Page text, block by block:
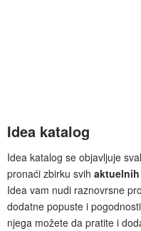
Idea katalog
Idea katalog se objavljuje
pronaći zbirku svih
Idea vam nudi raznovrsne
dodatne popuste i
njega možete da pratite i